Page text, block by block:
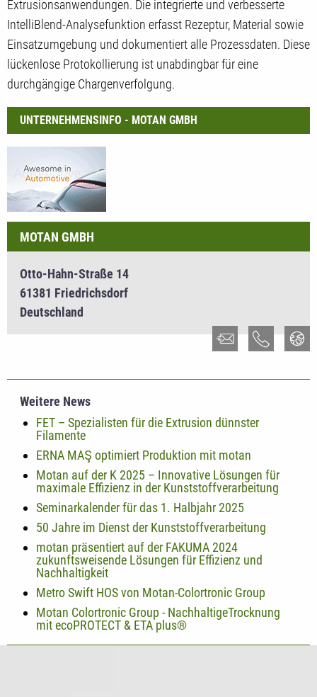
Extrusionsanwendungen. Die integrierte und verbesserte
IntelliBlend-Analysefunktion erfasst Rezeptur, Material sowie
Einsatzumgebung und dokumentiert alle Prozessdaten. Diese
lückenlose Protokollierung ist unabdingbar für eine
durchgängige Chargenverfolgung.
UNTERNEHMENSINFO - MOTAN GMBH
MOTAN GMBH
Otto-Hahn-Straße 14
61381 Friedrichsdorf
Deutschland
Weitere News
FET – Spezialisten für die Extrusion dünnster
Filamente
ERNA MAŞ optimiert Produktion mit motan
Motan auf der K 2025 – Innovative Lösungen für
maximale Effizienz in der Kunststoffverarbeitung
Seminarkalender für das 1. Halbjahr 2025
50 Jahre im Dienst der Kunststoffverarbeitung
motan präsentiert auf der FAKUMA 2024
zukunftsweisende Lösungen für Effizienz und
Nachhaltigkeit
Metro Swift HOS von Motan-Colortronic Group
Motan Colortronic Group - NachhaltigeTrocknung
mit ecoPROTECT & ETA plus®